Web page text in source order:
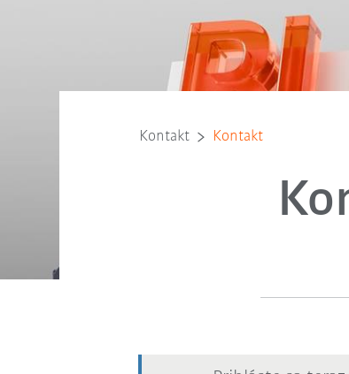
Kontakt Kontakt